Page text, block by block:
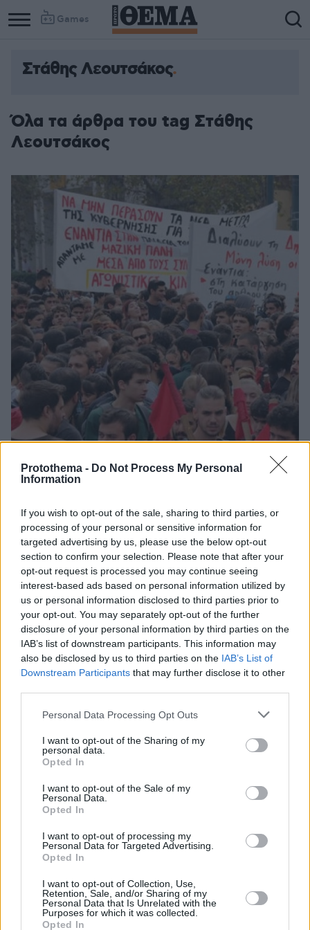
Protothema - Do Not Process My Personal
Information
If you wish to opt-out of the sale, sharing to third parties, or
processing of your personal or sensitive information for
targeted advertising by us, please use the below opt-out
section to confirm your selection. Please note that after your
opt-out request is processed you may continue seeing
interest-based ads based on personal information utilized by
us or personal information disclosed to third parties prior to
your opt-out. You may separately opt-out of the further
disclosure of your personal information by third parties on the
IAB’s list of downstream participants. This information may
also be disclosed by us to third parties on the IAB’s List of
Downstream Participants that may further disclose it to other
Please note that this website/app uses one or more Google
not limited to your visit or usage behaviour. You may click to
grant or deny consent to Google and its third-party tags to
use your data for below specified purposes in below Google
consent section.
Personal Data Processing Opt Outs
I want to opt-out of the Sharing of my
personal data.
Opted In
I want to opt-out of the Sale of my
Personal Data.
Opted In
I want to opt-out of processing my
Personal Data for Targeted Advertising.
Opted In
I want to opt-out of Collection, Use,
Retention, Sale, and/or Sharing of my
Personal Data that Is Unrelated with the
Purposes for which it was collected.
Opted In
Games
Στάθης Λεουτσάκος
Όλα τα άρθρα του tag Στάθης
Λεουτσάκος
Αριστερή Πρωτοβουλία
Στην Αριστερή Πρωτοβουλία πρωταγωνιστούν πρώην
βουλευτές και στελέχη του ΣΥΡΙΖΑ όπως Νίκος
Χουντής, Δημήτρης Στρατούλης, Στάθης
Λεουτσάκος και Κώστας Ήσυχος – Η συνέλευση θα
γίνει στο ΣΕΦ το Σάββατο
25.11.2021, 17:02
26.02.2019, 15:00